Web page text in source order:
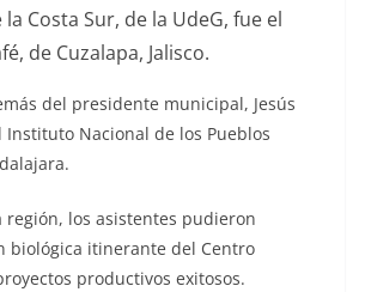
Costa Sur, de la UdeG, fue el
de Cuzalapa, Jalisco.
del presidente municipal, Jesús
Instituto Nacional de los Pueblos
los asistentes pudieron
biológica itinerante del Centro
productivos exitosos.